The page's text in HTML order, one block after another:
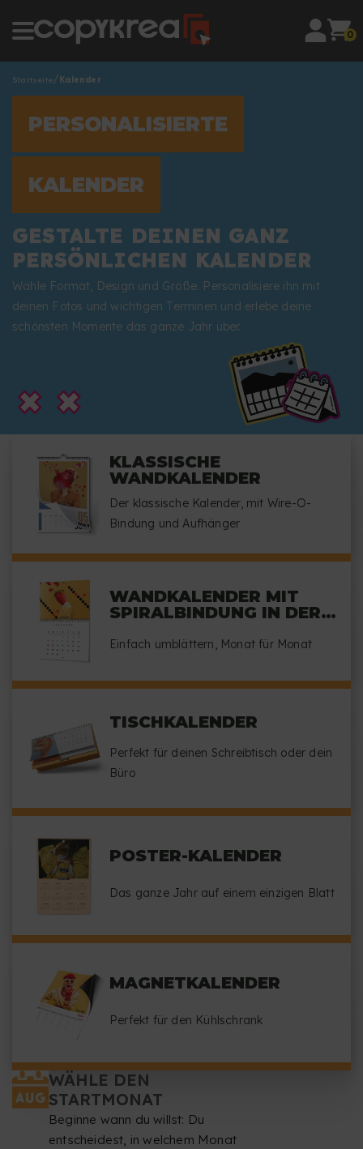
0
Startseite Kalender
PERSONALISIERTE
KALENDER
GESTALTE DEINEN GANZ
PERSÖNLICHEN KALENDER
Wähle Format, Design und Größe. Personalisiere ihn mit
deinen Fotos und wichtigen Terminen und erlebe deine
schönsten Momente das ganze Jahr über.
KLASSISCHE
WANDKALENDER
Der klassische Kalender, mit Wire-O-
Bindung und Aufhänger
WANDKALENDER MIT
SPIRALBINDUNG IN DER
Einfach umblättern, Monat für Monat
TISCHKALENDER
Perfekt für deinen Schreibtisch oder dein
Büro
POSTER-KALENDER
Das ganze Jahr auf einem einzigen Blatt
MAGNETKALENDER
Perfekt für den Kühlschrank
WÄHLE DEN
STARTMONAT
Beginne wann du willst: Du
entscheidest, in welchem Monat